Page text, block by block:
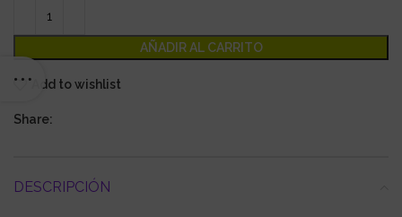
AÑADIR AL CARRITO
Add to wishlist
Share:
DESCRIPCIÓN